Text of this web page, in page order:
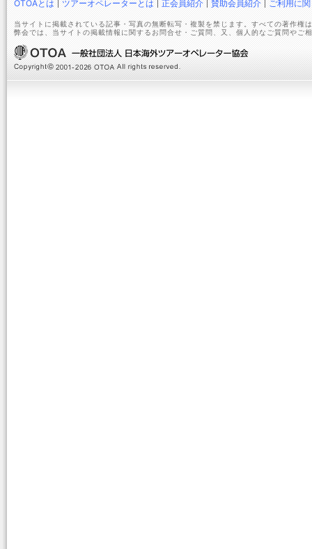
OTOAとは ツアーオペレーターとは 正会員紹介 賛助会員紹介 ご利用に
当サイトに掲載されている記事・写真の無断転写・複製を禁じます。すべての著作権
弊会では、当サイトの掲載情報に関するお問合せ・ご質問、又、個人的なご質問やご